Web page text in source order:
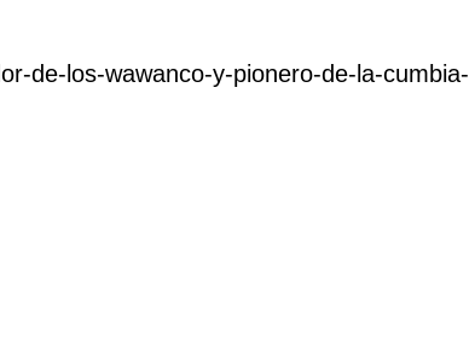
de-los-wawanco-y-pionero-de-la-cumbia-